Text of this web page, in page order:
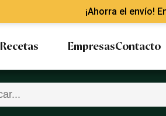
¡Ahorra el envío!
Recetas EmpresasContacto